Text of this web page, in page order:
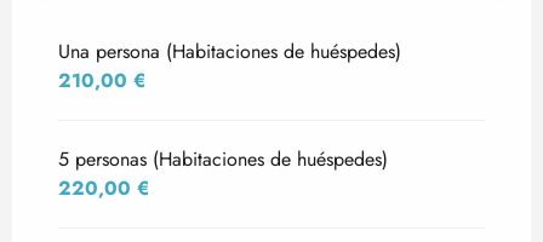
Una persona (Habitaciones de huéspedes)
210,00 €
5 personas (Habitaciones de huéspedes)
220,00 €